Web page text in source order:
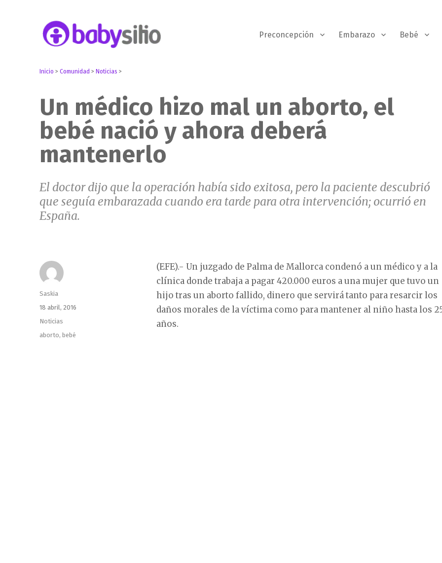
Preconcepción Embarazo Bebé
Inicio >Comunidad > Noticias >
Un médico hizo mal un aborto, el
bebé nació y ahora deberá
mantenerlo
El doctor dijo que la operación había sido exitosa, pero la paciente descubrió
que seguía embarazada cuando era tarde para otra intervención; ocurrió en
España.
(EFE).- Un juzgado de Palma de Mallorca condenó a un médico y a la
clínica donde trabaja a pagar 420.000 euros a una mujer que tuvo un
hijo tras un aborto fallido, dinero que servirá tanto para resarcir los
daños morales de la víctima como para mantener al niño hasta los
años.
Autor
Saskia
Publicado
el
18 abril, 2016
Categorías
Noticias
Etiquetas
aborto, bebé